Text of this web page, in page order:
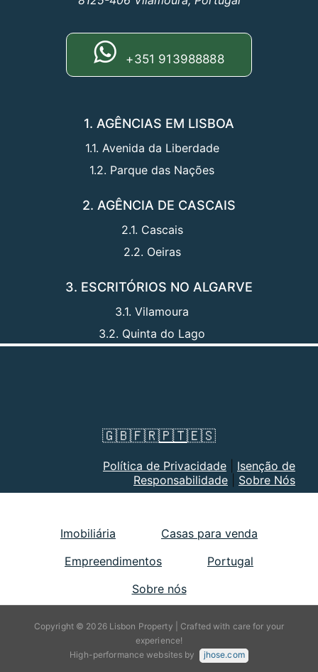
+351 913988888
1. AGÊNCIAS EM LISBOA
1.1. Avenida da Liberdade
1.2. Parque das Nações
2. AGÊNCIA DE CASCAIS
2.1. Cascais
2.2. Oeiras
3. ESCRITÓRIOS NO ALGARVE
3.1. Vilamoura
3.2. Quinta do Lago
🇬🇧🇫🇷🇵🇹🇪🇸
Política de Privacidade
Isenção de
Responsabilidade
Sobre Nós
Imobiliária
Casas para venda
Empreendimentos
Portugal
Sobre nós
Copyright © 2026 Lisbon Property | Crafted with care for your
experience!
High-performance websites by
jhose.com